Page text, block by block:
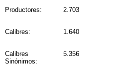
Productores: 2.703
Calibres: 1.640
Calibres
Sinónimos:
5.356